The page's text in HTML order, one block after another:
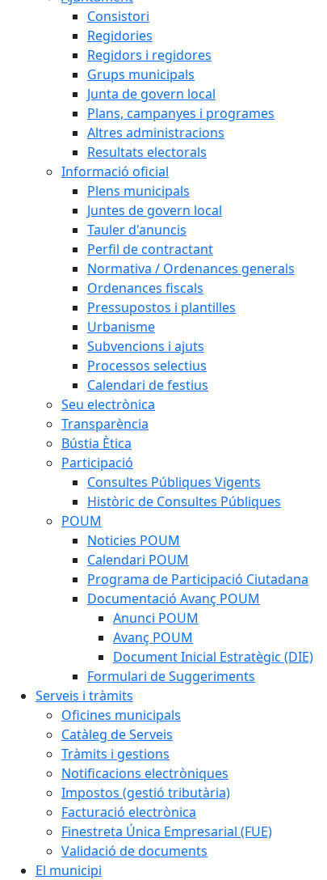
Consistori
Regidories
Regidors i regidores
Grups municipals
Junta de govern local
Plans, campanyes i programes
Altres administracions
Resultats electorals
Informació oficial
Plens municipals
Juntes de govern local
Tauler d'anuncis
Perfil de contractant
Normativa / Ordenances generals
Ordenances fiscals
Pressupostos i plantilles
Urbanisme
Subvencions i ajuts
Processos selectius
Calendari de festius
Seu electrònica
Transparència
Bústia Ètica
Participació
Consultes Públiques Vigents
Històric de Consultes Públiques
POUM
Noticies POUM
Calendari POUM
Programa de Participació Ciutadana
Documentació Avanç POUM
Anunci POUM
Avanç POUM
Document Inicial Estratègic (DIE)
Formulari de Suggeriments
Serveis i tràmits
Oficines municipals
Catàleg de Serveis
Tràmits i gestions
Notificacions electròniques
Impostos (gestió tributària)
Facturació electrònica
Finestreta Única Empresarial (FUE)
Validació de documents
El municipi